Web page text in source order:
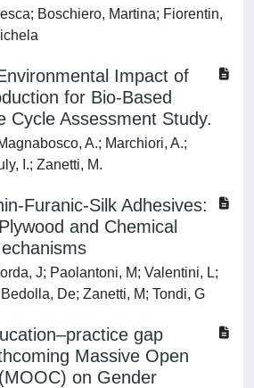
Boschiero, Martina; Fiorentin,
Impact of
for Bio-Based
Cycle Assessment Study.
A.; Marchiori, A.;
I.; Zanetti, M.
Furanic-Silk Adhesives:
and Chemical
J; Paolantoni, M; Valentini, L;
De; Zanetti, M; Tondi, G
gap
Massive Open
on Gender